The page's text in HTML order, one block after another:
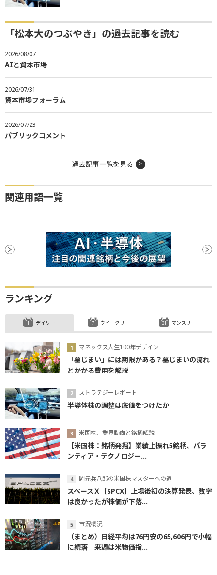
「松本大のつぶやき」の過去記事を読む
2026/08/07
AIと資本市場
2026/07/31
資本市場フォーラム
2026/07/23
パブリックコメント
過去記事一覧を見る
関連用語一覧
ランキング
デイリー
マネックス人生100年デザイン
「墓じまい」には期限がある？墓じまいの流れ
とかかる費用を解説
ストラテジーレポート
半導体株の調整は底値をつけたか
米国株、業界動向と銘柄解説
【米国株：銘柄発掘】業績上振れ5銘柄、パラ
ンティア・テクノロジー...
岡元兵八郎の米国株マスターへの道
スペースＸ［SPCX］上場後初の決算発表、数字
は良かったが株価が下落...
市況概況
（まとめ）日経平均は76円安の65,606円で小幅
に続落 来週は米物価指...
ウイークリー マンスリー